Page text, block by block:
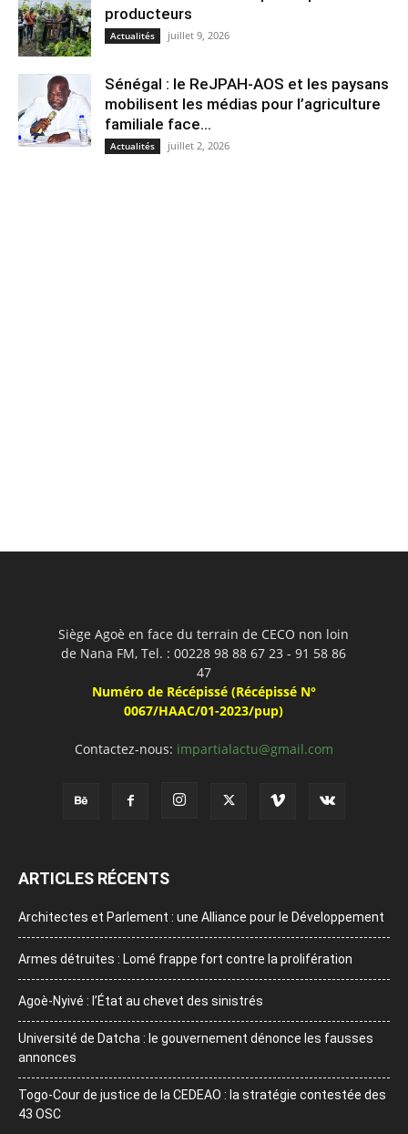
producteurs
Actualités juillet 9, 2026
Sénégal : le ReJPAH-AOS et les paysans
mobilisent les médias pour l’agriculture
familiale face...
Actualités juillet 2, 2026
Siège Agoè en face du terrain de CECO non loin
de Nana FM, Tel. : 00228 98 88 67 23 - 91 58 86
47
Numéro de Récépissé (Récépissé N°
0067/HAAC/01-2023/pup)
Contactez-nous: impartialactu@gmail.com
ARTICLES RÉCENTS
Architectes et Parlement : une Alliance pour le Développement
Armes détruites : Lomé frappe fort contre la prolifération
Agoè-Nyivé : l’État au chevet des sinistrés
Université de Datcha : le gouvernement dénonce les fausses
annonces
Togo-Cour de justice de la CEDEAO : la stratégie contestée des
43 OSC